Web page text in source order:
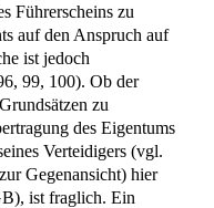
Führerscheins zu
auf den Anspruch auf
ist jedoch
99, 100). Ob der
zu
des Eigentums
Verteidigers (vgl.
Gegenansicht) hier
ist fraglich. Ein